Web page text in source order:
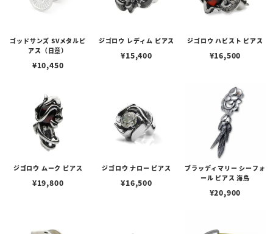
ゴッドサンズ SVメタルピ
アス（日章）
¥10,450
ジゴロウ レディム ピアス
¥15,400
ジゴロウ ハビスト ピアス
¥16,500
ジゴロウ ムーク ピアス
¥19,800
ジゴロウ ナロー ピアス
¥16,500
ブラッディマリー シーフォ
ール ピアス 海鳥
¥20,900